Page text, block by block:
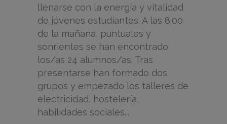
llenarse con la energía y vitalidad
de jóvenes estudiantes. A las 8.00
de la mañana, puntuales y
sonrientes se han encontrado
los/as 24 alumnos/as. Tras
presentarse han formado dos
grupos y empezado los talleres de
electricidad, hostelería,
habilidades sociales...